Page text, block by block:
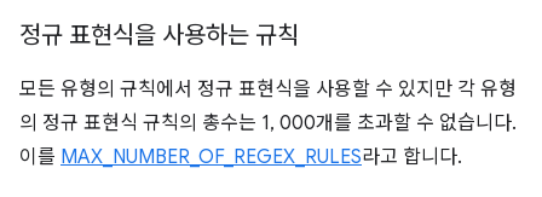
정규 표현식을 사용하는 규칙
모든 유형의 규칙에서 정규 표현식을 사용할 수 있지만 각 유형
의 정규 표현식 규칙의 총수는 1, 000개를 초과할 수 없습니다.
이를 MAX_NUMBER_OF_REGEX_RULES라고 합니다.